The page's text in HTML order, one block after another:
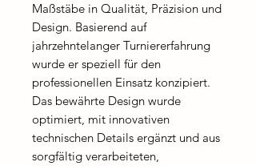
Maßstäbe in Qualität, Präzision und
Design. Basierend auf
jahrzehntelanger Turniererfahrung
wurde er speziell für den
professionellen Einsatz konzipiert.
Das bewährte Design wurde
optimiert, mit innovativen
technischen Details ergänzt und aus
sorgfältig verarbeiteten,